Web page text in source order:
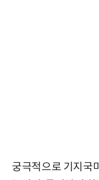
궁극적으로 기지국